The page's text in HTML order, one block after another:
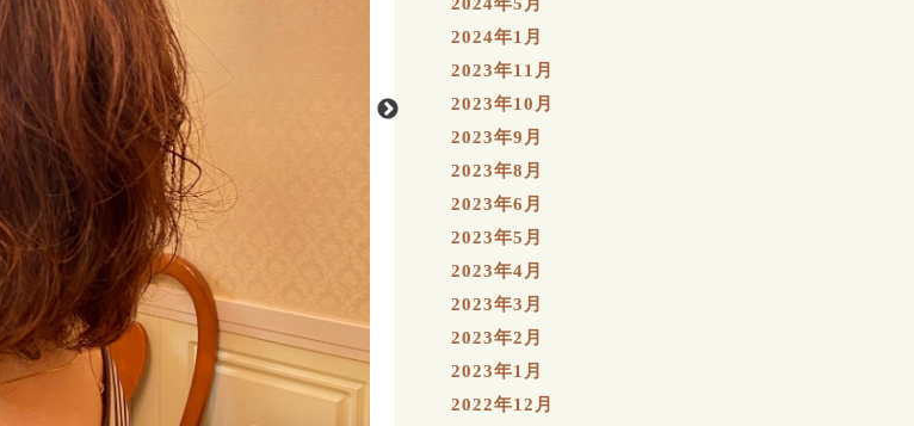
2024年1月
2023年11月
2023年10月
2023年9月
2023年8月
2023年6月
2023年5月
2023年4月
2023年3月
2023年2月
2023年1月
2022年12月